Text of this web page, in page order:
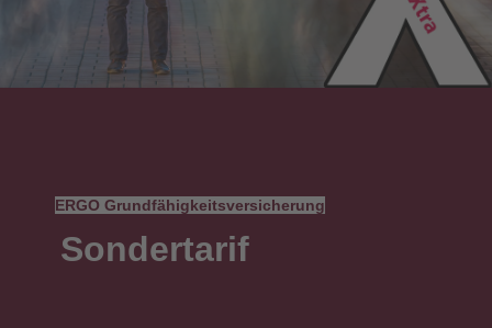
ERGO Grundfähigkeitsversicherung
Sondertarif